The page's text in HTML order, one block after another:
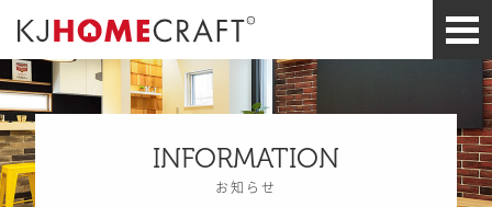
INFORMATION
お知らせ